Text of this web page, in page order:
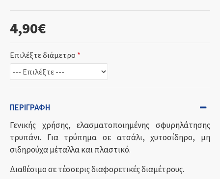
4,90€
Επιλέξτε διάμετρο
ΠΕΡΙΓΡΑΦΉ
Γενικής χρήσης, ελασματοποιημένης σφυρηλάτησης
τρυπάνι. Για τρύπημα σε ατσάλι, χυτοσίδηρο, μη
σιδηρούχα μέταλλα και πλαστικό.
Διαθέσιμο σε τέσσερις διαφορετικές διαμέτρους.